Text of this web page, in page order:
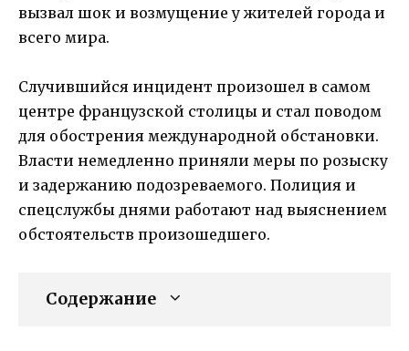
вызвал шок и возмущение у жителей города и
всего мира.
Случившийся инцидент произошел в самом
центре французской столицы и стал поводом
для обострения международной обстановки.
Власти немедленно приняли меры по розыску
и задержанию подозреваемого. Полиция и
спецслужбы днями работают над выяснением
обстоятельств произошедшего.
Содержание